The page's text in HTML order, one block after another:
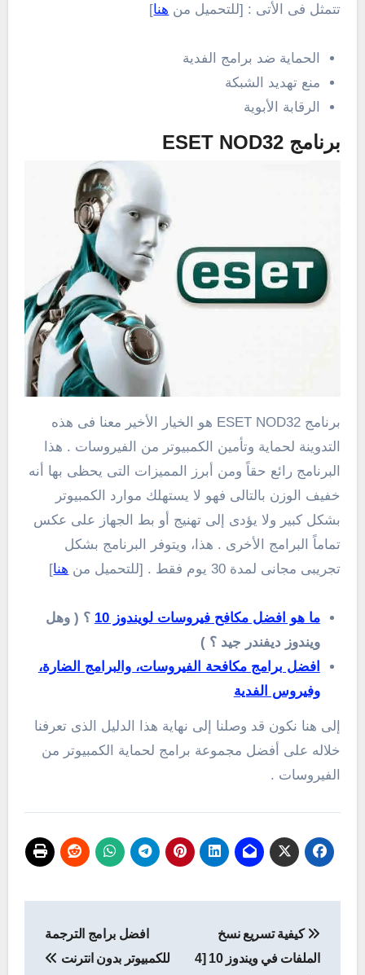
تتمثل فى الأتى : [للتحميل من هنا]
الحماية ضد برامج الفدية
منع تهديد الشبكة
الرقابة الأبوية
برنامج ESET NOD32
برنامج ESET NOD32 هو الخيار الأخير معنا فى هذه
التدوينة لحماية وتأمين الكمبيوتر من الفيروسات . هذا
البرنامج رائع حقاً ومن أبرز المميزات التى يحظى بها أنه
خفيف الوزن بالتالى فهو لا يستهلك موارد الكمبيوتر
بشكل كبير ولا يؤدى إلى تهنيج أو بط الجهاز على عكس
تماماً البرامج الأخرى . هذا، ويتوفر البرنامج بشكل
تجريبى مجانى لمدة 30 يوم فقط . [للتحميل من
هنا]
ما هو افضل مكافح فيروسات لويندوز 10
؟ ( وهل
ويندوز ديفندر جيد ؟ )
افضل برامج مكافحة الفيروسات، والبرامج الضارة،
وفيروس الفدية
إلى هنا نكون قد وصلنا إلى نهاية هذا الدليل الذى تعرفنا
خلاله على أفضل مجموعة برامج لحماية الكمبيوتر من
الفيروسات .
المقالات
كيفية تسريع نسخ
الملفات في ويندوز 10 [4
افضل برامج الترجمة
للكمبيوتر بدون انترنت